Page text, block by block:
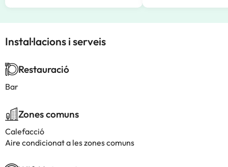
Instal·lacions i serveis
Restauració
Bar
Zones comuns
Calefacció
Aire condicionat a les zones comuns